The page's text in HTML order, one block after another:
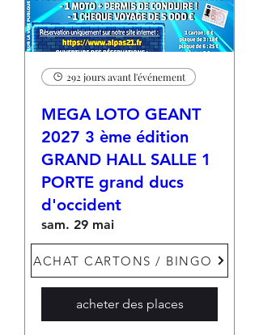
292 jours avant l'événement
MEGA LOTO GEANT
2027 3 ème édition
GRAND HALL SALLE 1
PORTE grand ducs
d'occident
sam. 29 mai
acheter des places
ACHAT CARTONS / BINGO